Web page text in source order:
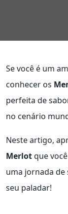
Se você é um
conhecer os
perfeita de
no cenário
Neste artigo,
Merlotque
uma jornada de
seu paladar!